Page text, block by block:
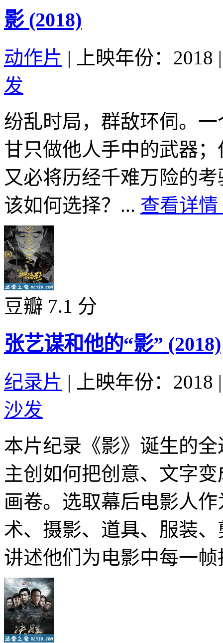
影 (2018)
动作片 | 上映年份：2018 |
发
纷乱时局，群敌环伺。
甘只做他人手中的武器
又必将历经千难万险的
该如何选择？... 查看详情
豆瓣 7.1 分
张艺谋和他的“影” (2018)
纪录片 | 上映年份：2018 |
沙发
本片纪录《影》诞生的
主创如何把创意、文字
画卷。选取幕后电影人
术、摄影、道具、服装
讲述他们为电影中每一